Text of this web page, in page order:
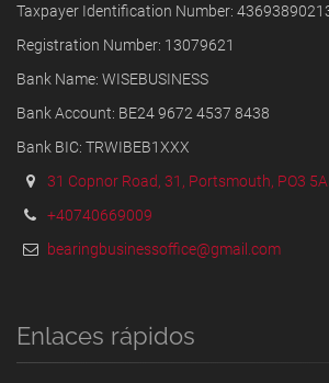
Taxpayer Identification Number:
Registration Number: 13079621
Bank Name: WISEBUSINESS
Bank Account: BE24 9672 4537 8438
Bank BIC: TRWIBEB1XXX
31 Copnor Road, 31, Portsmouth, PO3
+40740669009
bearingbusinessoffice@gmail.com
Enlaces rápidos